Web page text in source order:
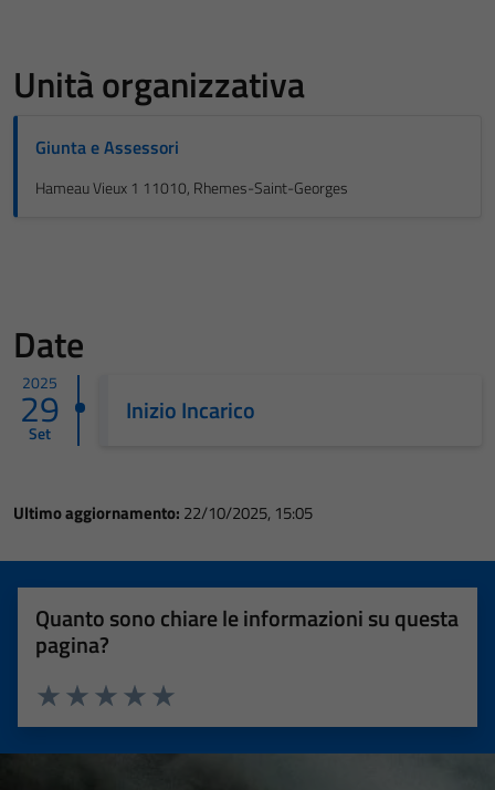
Unità organizzativa
Giunta e Assessori
Hameau Vieux 1 11010, Rhemes-Saint-Georges
Date
2025
29
Set
Inizio Incarico
Ultimo aggiornamento: 22/10/2025, 15:05
Quanto sono chiare le informazioni su questa
pagina?
Valuta 5 stelle su 5
Valuta 4 stelle su 5
Valuta 3 stelle su 5
Valuta 2 stelle su 5
Valuta 1 stelle su 5